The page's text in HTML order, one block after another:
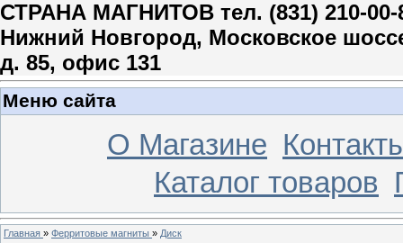
СТРАНА МАГНИТОВ тел. (831) 210-00-
Нижний Новгород, Московское
д. 85, офис 131
Меню сайта
О Магазине
Каталог товаров
Главная » Ферритовые магниты » Диск